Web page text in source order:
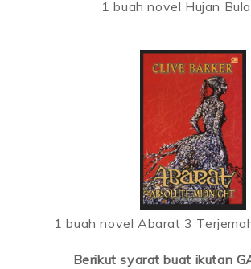
1 buah novel Hujan
1 buah novel Abarat 3
Berikut syarat buat ikutan